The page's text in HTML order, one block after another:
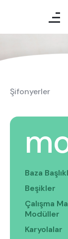
mobilyalar
çocuk/bebek
tamamlayıcılar
Almila Blog
Almila Life
Bize Ulaşın
Şifonyerler
Baza
Beşikler
Çalışma
Modüller
Karyolalar